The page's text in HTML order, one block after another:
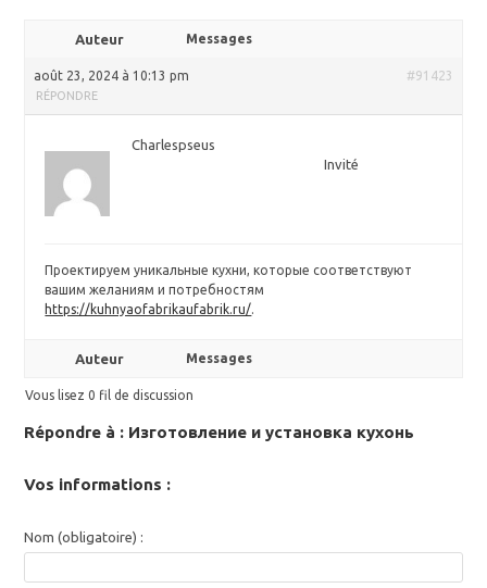
Auteur Messages
août 23, 2024 à 10:13 pm #91423
RÉPONDRE
Charlespseus
Invité
Проектируем уникальные кухни, которые соответствуют
вашим желаниям и потребностям
https://kuhnyaofabrikaufabrik.ru/.
Auteur Messages
Vous lisez 0 fil de discussion
Répondre à : Изготовление и установка кухонь
Vos informations :
Nom (obligatoire) :